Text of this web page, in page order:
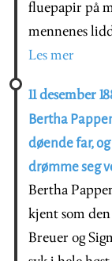
fluepapir på
mennenes
Les mer
11 desember
Bertha
døende far,
drømme seg
Bertha
kjent som
Breuer og